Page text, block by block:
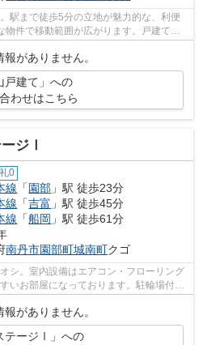
駅まで徒歩5分の立地が魅力的な、利便
件で移動範囲が広がります。戸建て物
高く...
がありません。
戸建て」への
わせはこちら
ジⅠ
礼0
線 「園部 」駅 徒歩23分
線 「吉富 」駅 徒歩45分
線 「船岡 」駅 徒歩61分
南丹市園部町城南町クゴ
シ。室内設備はエアコン・フローリング
いお部屋になっております。駐輪場付き
がありません。
テージⅠ」への